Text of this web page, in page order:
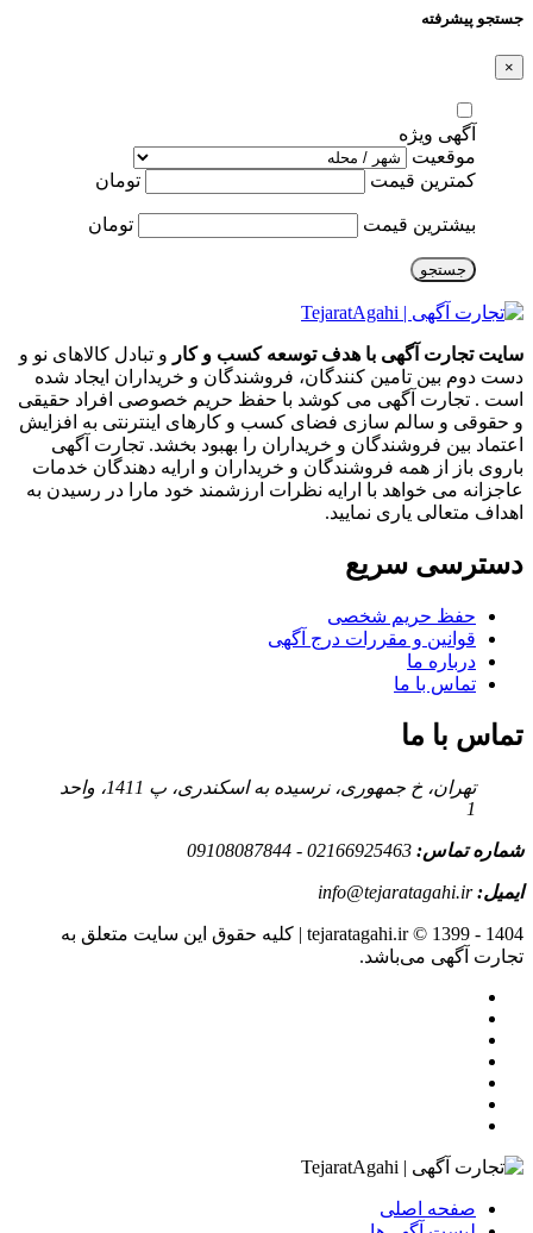
جستجو پیشرفته
×
آگهی ویژه
موقعیت
کمترین قیمت
تومان
بیشترین قیمت تومان
جستجو
سایت تجارت آگهی با هدف توسعه کسب و کار و تبادل کالاهای نو و
دست دوم بین تامین کنندگان، فروشندگان و خریداران ایجاد شده
است . تجارت آگهی می کوشد با حفظ حریم خصوصی افراد حقیقی
و حقوقی و سالم سازی فضای کسب و کارهای اینترنتی به افزایش
اعتماد بین فروشندگان و خریداران را بهبود بخشد. تجارت آگهی
باروی باز از همه فروشندگان و خریداران و ارایه دهندگان خدمات
عاجزانه می خواهد با ارایه نظرات ارزشمند خود مارا در رسیدن به
اهداف متعالی یاری نمایید.
دسترسی سریع
حفظ حریم شخصی
قوانین و مقررات درج آگهی
درباره ما
تماس با ما
تماس با ما
تهران، خ جمهوری، نرسیده به اسکندری، پ 1411، واحد
1
شماره تماس: 02166925463 - 09108087844
ایمیل:info@tejaratagahi.ir
tejaratagahi.ir © 1399 - 1404 | کلیه حقوق این سایت متعلق به
تجارت آگهی می‌باشد.
صفحه اصلی